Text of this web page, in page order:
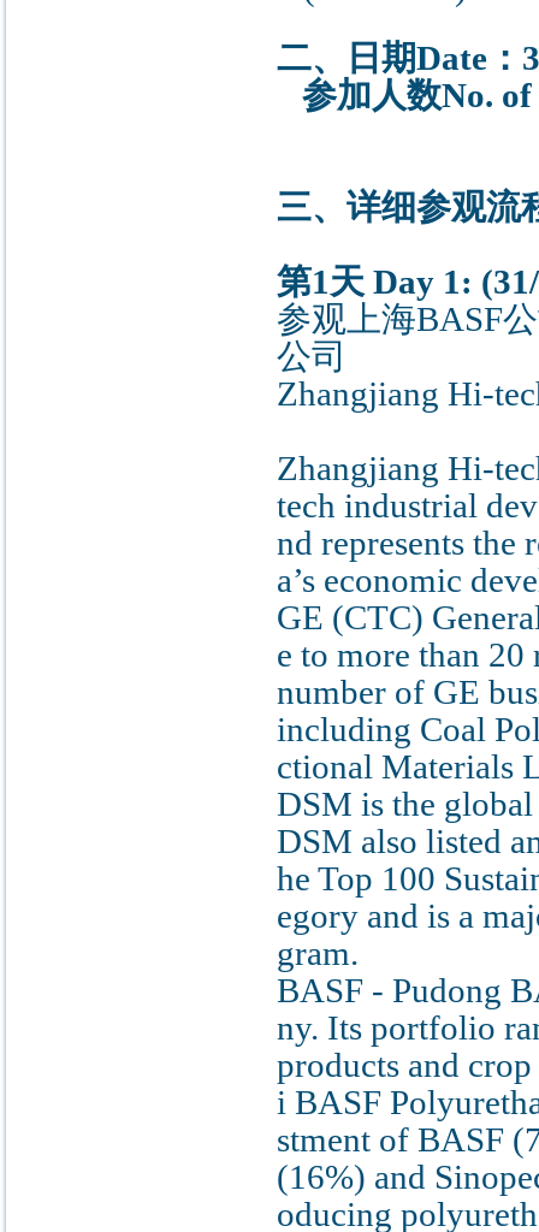
二、日期Date：
参加人数No.
三、详细参观流
第1天 Day 1:
参观上海BASF
公司
Zhangjiang Hi-
Zhangjiang Hi-
tech industrial
nd represents
a’s economic
GE (CTC)
e to more than
number of GE
including Coal
ctional Materials
DSM is the
DSM also listed
he Top 100
egory and is a
gram.
BASF - Pudong
ny. Its portfolio
products and
i BASF
stment of BASF
(16%) and
oducing